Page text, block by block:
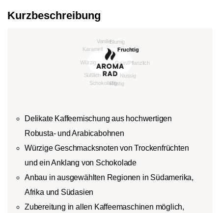
Kurzbeschreibung
Delikate Kaffeemischung aus hochwertigen
Robusta- und Arabicabohnen
Würzige Geschmacksnoten von Trockenfrüchten
und ein Anklang von Schokolade
Anbau in ausgewählten Regionen in Südamerika,
Afrika und Südasien
Zubereitung in allen Kaffeemaschinen möglich,